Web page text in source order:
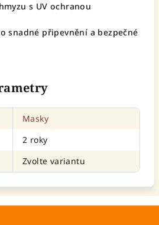
s UV ochranou
snadné připevnění a bezpečné
Masky
2 roky
Zvolte variantu